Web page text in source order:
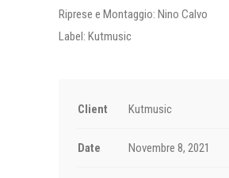
Riprese e Montaggio: Nino Calvo
Label: Kutmusic
Client Kutmusic
Date Novembre 8, 2021